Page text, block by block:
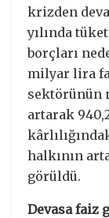
krizden
yılında
borçları
milyar lira
sektörünün
artarak
halkının
görüldü.
Devasa faiz